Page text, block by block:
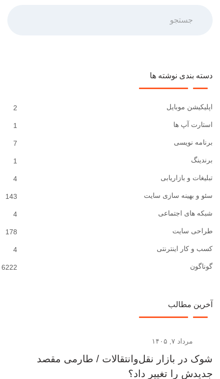
دسته بندی نوشته ها
2 اپلیکیشن موبایل
1 استارت آپ ها
7 برنامه نویسی
1 برندینگ
4 تبلیغات و بازاریابی
143 سئو و بهینه سازی سایت
4 شبکه های اجتماعی
178 طراحی سایت
4 کسب و کار اینترنتی
6222 گوناگون
آخرین مطالب
مرداد ۷, ۱۴۰۵
شوک در بازار نقل‌وانتقالات / طارمی مقصد
جدیدش را تغییر داد؟